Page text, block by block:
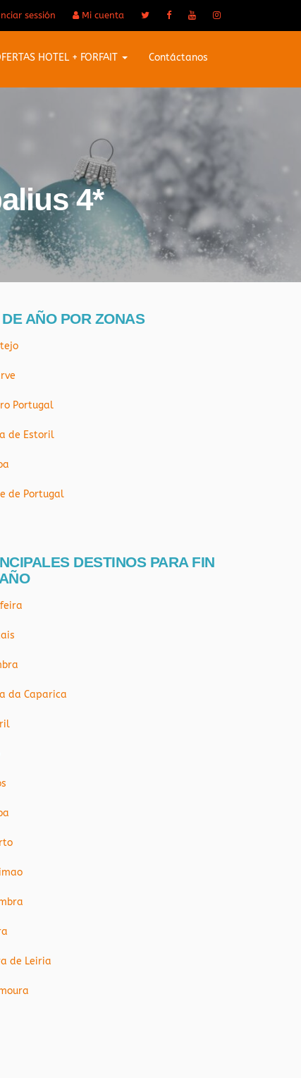
sessión Mi cuenta
HOTEL + FORFAIT Contáctanos
4*
AÑO POR ZONAS
Portugal
de Estoril
de Portugal
DESTINOS PARA FIN
da Caparica
de Leiria